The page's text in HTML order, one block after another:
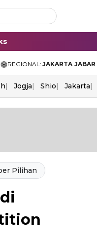
REGIONAL: JAKARTA JABAR
Jogja Shio Jakarta
Pilihan